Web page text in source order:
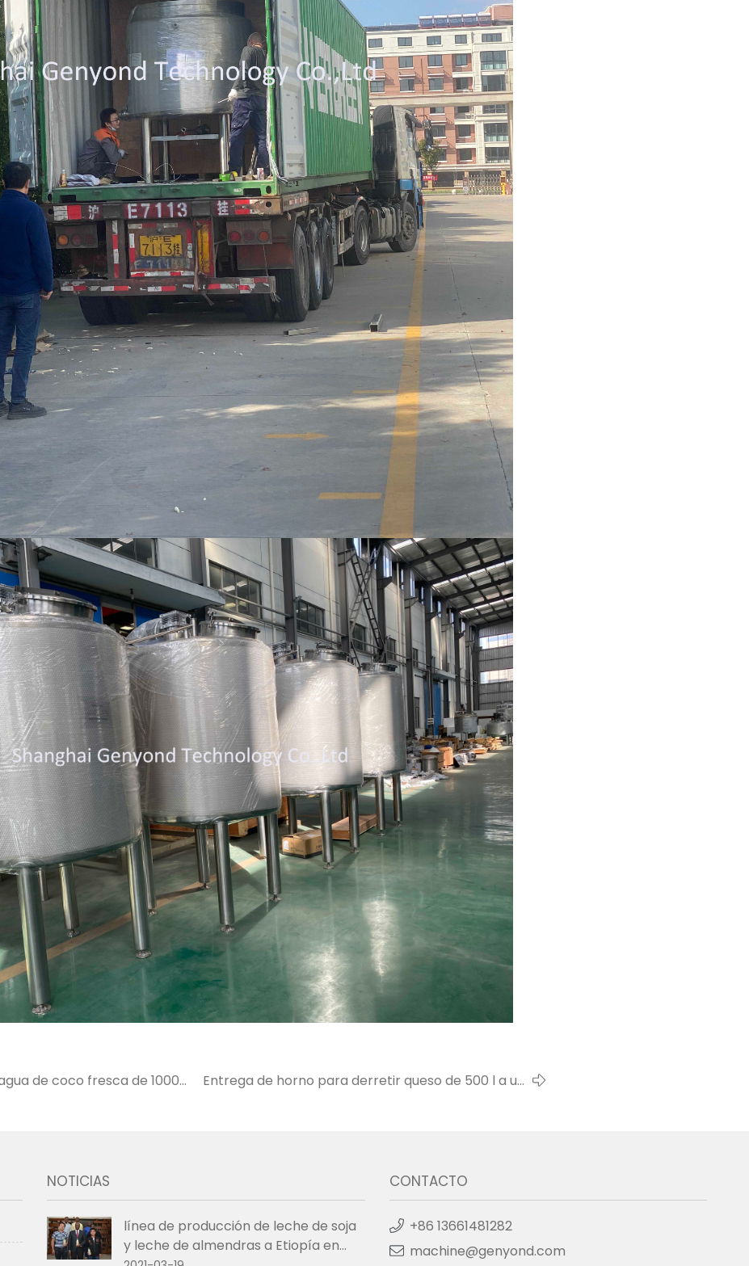
de coco fresca de 1000
Entrega de horno para derretir queso de 500 l a un
NOTICIAS
línea de producción de leche de soja
y leche de almendras a Etiopía en
CONTACTO
+86 13661481282
machine@genyond.com